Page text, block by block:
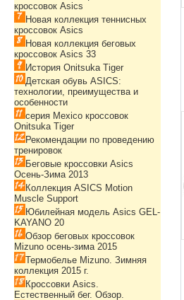
кроссовок Asics
Новая коллекция теннисных
кроссовок Asics
Новая коллекция беговых
кроссовок Asics 33
История Onitsuka Tiger
Детская обувь ASICS:
технологии, преимущества и
особенности
серия Mexico кроссовок
Onitsuka Tiger
Рекомендации по проведению
тренировок
Беговые кроссовки Asics
Осень-Зима 2013
Коллекция ASICS Motion
Muscle Support
Юбилейная модель Asics GEL-
KAYANO 20
Обзор беговых кроссовок
Mizuno осень-зима 2015
Термобелье Mizuno. Зимняя
коллекция 2015 г.
Кроссовки Asics.
Естественный бег. Обзор.